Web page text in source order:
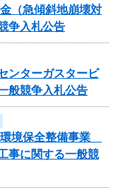
（急傾斜地崩壊対
争入札公告
ンターガスタービ
般競争入札公告
境保全整備事業
事に関する一般競